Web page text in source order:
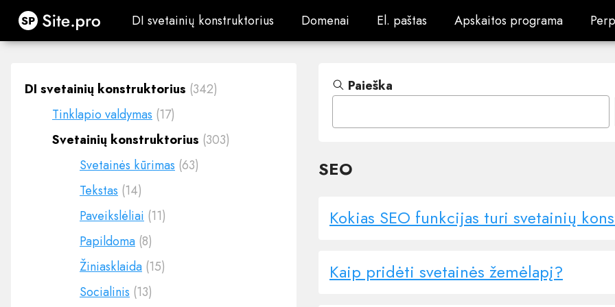
Site.pro DI svetainių konstruktorius
DI svetainių konstruktorius Domenai
Domenai El. paštas
El. paštas Apskaitos programa
Apskaitos programa
DI svetainių konstruktorius (342)
Tinklapio valdymas (17)
Svetainių konstruktorius (303)
Svetainės kūrimas (63)
Tekstas (14)
Paveikslėliai (11)
Papildoma (8)
Žiniasklaida (15)
Socialinis (13)
Paieška
SEO
Kokias SEO funkcijas turi svetainių
Kaip pridėti svetainės žemėlapį?